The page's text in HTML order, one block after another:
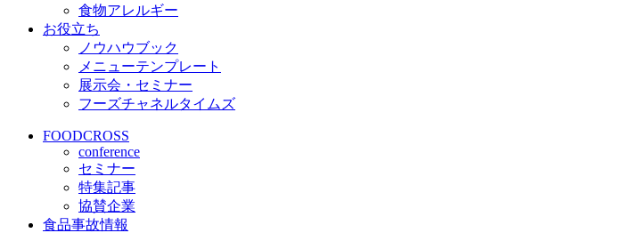
食物アレルギー
お役立ち
ノウハウブック
メニューテンプレート
展示会・セミナー
フーズチャネルタイムズ
FOODCROSS
conference
セミナー
特集記事
協賛企業
食品事故情報